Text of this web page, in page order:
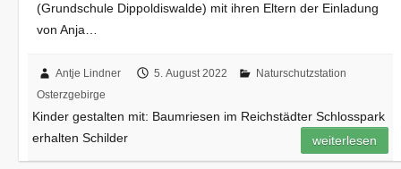
(Grundschule Dippoldiswalde) mit ihren Eltern der Einladung
von Anja…
Antje Lindner 5. August 2022
Naturschutzstation
Osterzgebirge
Kinder gestalten mit: Baumriesen im Reichstädter Schlosspark
erhalten Schilder
weiterlesen